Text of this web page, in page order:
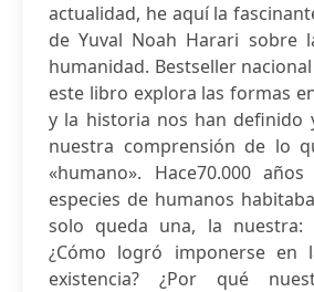
actualidad, he aquí la
de Yuval Noah Harari sobre
humanidad. Bestseller
este libro explora las formas
y la historia nos han definido
nuestra comprensión de lo
«humano». Hace70.000
especies de humanos
solo queda una, la nuestra:
¿Cómo logró imponerse en
existencia? ¿Por qué